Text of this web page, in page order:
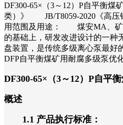
DF300-65×（3～12）P自平衡
类）》 JB/T8059-2020《高压
用范围及用途： 煤安MA、矿安
的基础上，研发改进设计的一种
盘装置，是传统多级离心泵最
DFP自平衡煤矿用耐腐多级泵优
DF300-65×（3～12）P自平
概述
1.1 产品执行标准：